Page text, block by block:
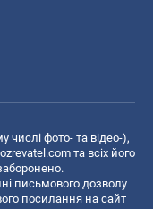
числі фото- та відео-),
та всіх його
письмового дозволу
посилання на сайт